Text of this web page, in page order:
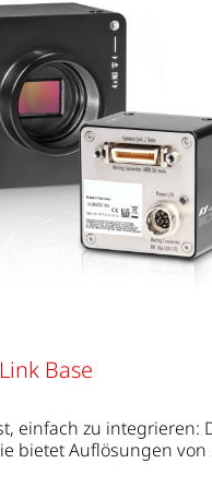
Base
einfach zu integrieren:
bietet Auflösungen von